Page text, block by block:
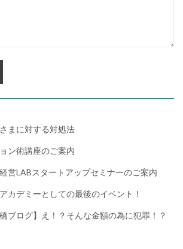
まに対する対処法
ン術講座のご案内
営LABスタートアップセミナーのご案内
カデミーとしての最後のイベント！
ブログ】え！？そんな金額の為に犯罪！？